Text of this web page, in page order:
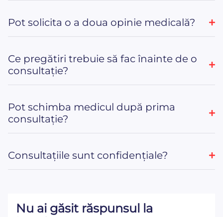
Pot solicita o a doua opinie medicală?
Ce pregătiri trebuie să fac înainte de o
consultație?
Pot schimba medicul după prima
consultație?
Consultațiile sunt confidențiale?
Nu ai găsit răspunsul la